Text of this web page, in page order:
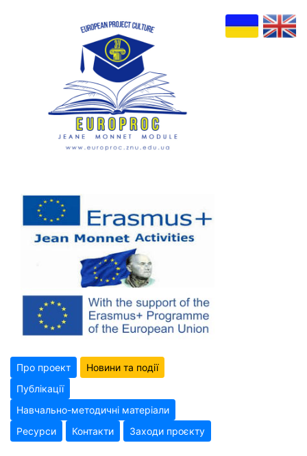
Про проект
Новини та події
Публікації
Навчально-методичні матеріали
Ресурси
Контакти Заходи проєкту